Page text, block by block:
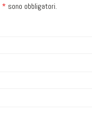
* sono obbligatori.